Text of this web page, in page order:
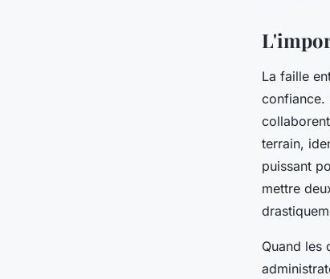
La faille
confiance.
terrain,
puissant
mettre
Quand les